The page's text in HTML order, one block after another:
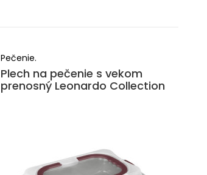
Pečenie.
Plech na pečenie s vekom
prenosný Leonardo Collection